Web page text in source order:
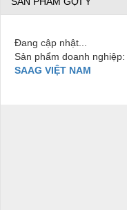
Đang cập nhật...
Sản phẩm doanh nghiệp:
SAAG VIỆT NAM